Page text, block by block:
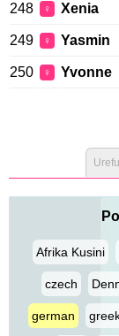
248 ♀ Xenia
249 ♀ Yasmin
250 ♀ Yvonne
Urefu
Afrika Kusini
czech
german